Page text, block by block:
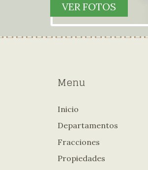
VER FOTOS
Menu
Inicio
Departamentos
Fracciones
Propiedades